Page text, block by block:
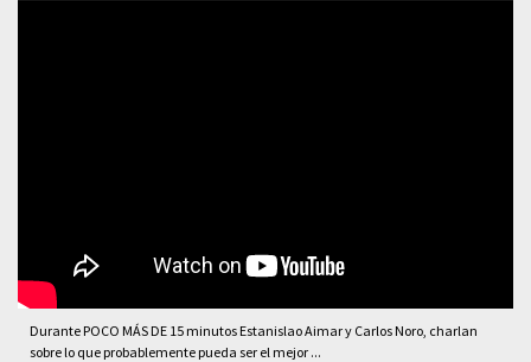
Durante POCO MÁS DE 15 minutos Estanislao Aimar y Carlos Noro, charlan
sobre lo que probablemente pueda ser el mejor ...